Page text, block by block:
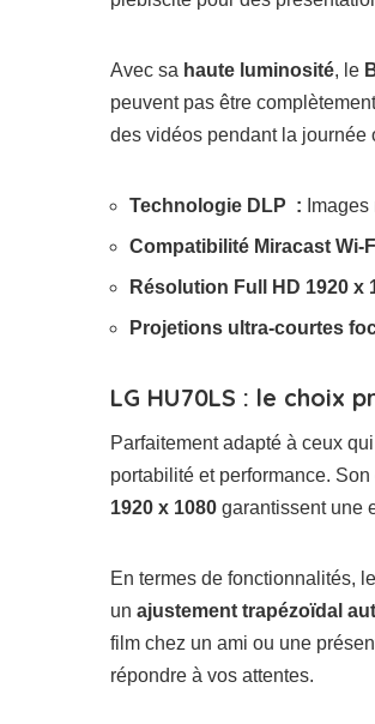
Avec sa haute luminosité, le
peuvent pas être
des vidéos pendant la journée
Technologie DLP :
Compatibilité Miracast Wi-
Résolution Full HD 1920 x
Projetions ultra-courtes
LG HU70LS : le choix
Parfaitement adapté à ceux
portabilité et performance.
1920 x 1080 garantissent une
En termes de fonctionnalités, le
un ajustement trapézoïdal
film chez un ami ou une
répondre à vos attentes.